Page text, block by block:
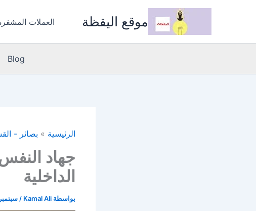
موقع اليقظة العملات
Blog
الرئيسية بصائر -
جهاد
الداخلية
بواسطة Kamal Ali
/ سبتمبر 14, 2025